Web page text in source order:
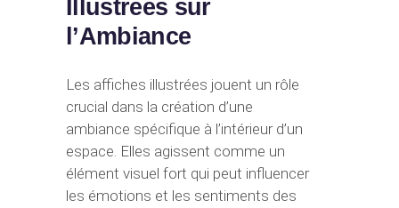
Illustrées sur
l’Ambiance
Les affiches illustrées jouent un rôle
crucial dans la création d’une
ambiance spécifique à l’intérieur d’un
espace. Elles agissent comme un
élément visuel fort qui peut influencer
les émotions et les sentiments des